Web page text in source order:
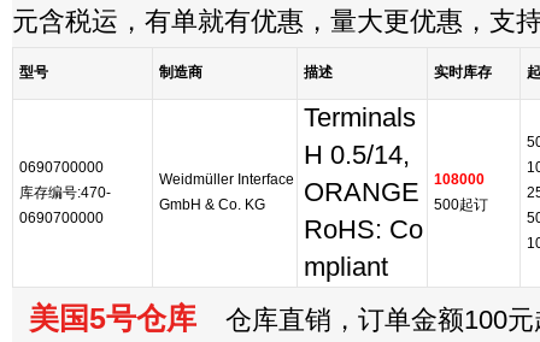
元含税运，有单就有优惠，量大更优惠，支
型号 制造商 描述 实时库存
0690700000
库存编号:470-
0690700000
Weidmüller Interface
GmbH & Co. KG
Terminals
H 0.5/14,
ORANGE
RoHS: Co
mpliant
108000
500起订
美国5号仓库 仓库直销，订单金额100元